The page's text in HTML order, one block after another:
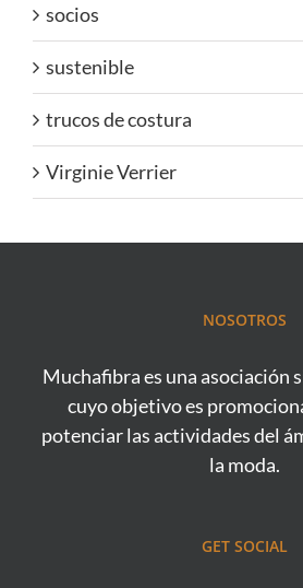
socios
sustenible
trucos de costura
Virginie Verrier
NOSOTROS
Muchafibra es una asociación
cuyo objetivo es
potenciar las actividades del
la moda.
GET SOCIAL